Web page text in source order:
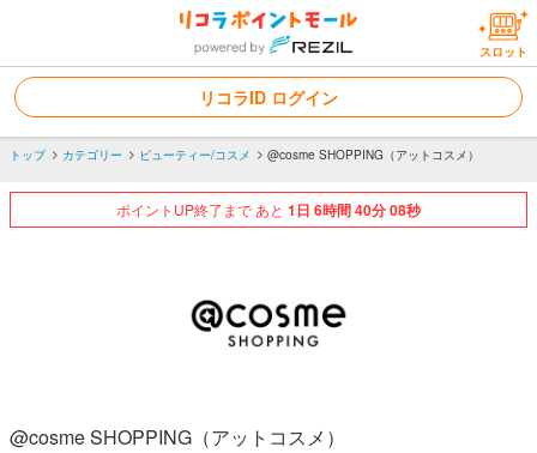
スロット
リコラID ログイン
トップ カテゴリー ビューティー/コスメ @cosme SHOPPING（アットコスメ）
ポイントUP終了まで あと 1 日 6時間40分08秒
@cosme SHOPPING（アットコスメ）